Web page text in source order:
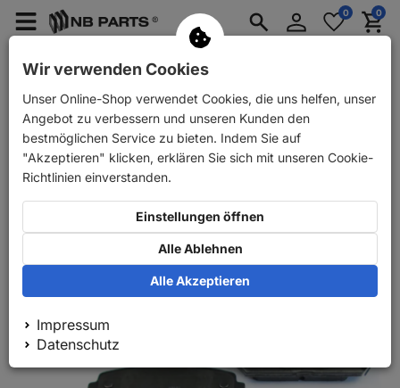
Menü
PKW Anhänger Ersatzteile
AnmeldenMerkzettel
aufklappen
0 0
Zurück PKW Ersatzteile Bremse Bremsbeläge
Wir verwenden Cookies
Unser Online-Shop verwendet Cookies, die uns helfen, unser
Angebot zu verbessern und unseren Kunden den
bestmöglichen Service zu bieten. Indem Sie auf
"Akzeptieren" klicken, erklären Sie sich mit unseren Cookie-
Richtlinien einverstanden.
Einstellungen öffnen
Alle Ablehnen
Alle Akzeptieren
Impressum
Datenschutz